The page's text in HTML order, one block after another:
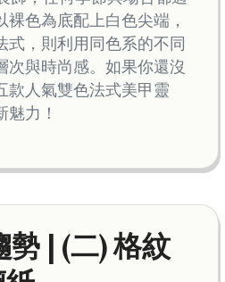
色為底配上白色尖端，
式，則利用同色系的不同
次與時尚感。如果你還沒
款人氣雙色法式美甲靈
力！
勢 | (二) 格紋